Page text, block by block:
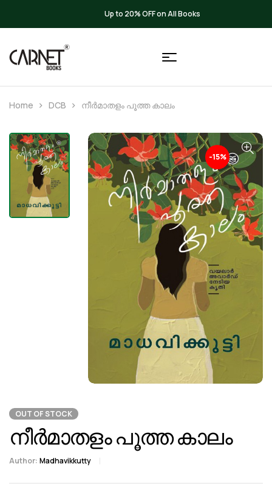
Up to 20% OFF on All Books
Home DCB നീർമാതളം പൂത്ത കാലം
-15%
OUT OF STOCK
നീർമാതളം പൂത്ത കാലം
Author: Madhavikkutty